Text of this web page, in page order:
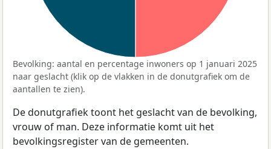
Bevolking: aantal en percentage inwoners op 1 januari 2025
naar geslacht (klik op de vlakken in de donutgrafiek om de
aantallen te zien).
De donutgrafiek toont het geslacht van de bevolking,
vrouw of man. Deze informatie komt uit het
bevolkingsregister van de gemeenten.